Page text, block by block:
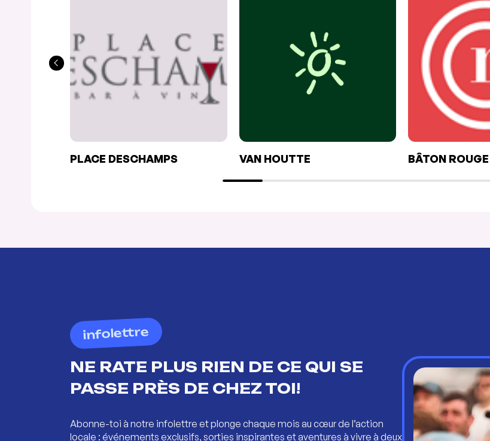
PLACE DESCHAMPS VAN HOUTTE BÂTON ROUGE
infolettre
NE RATE PLUS RIEN DE CE QUI SE
PASSE PRÈS DE CHEZ TOI!
Abonne-toi à notre infolettre et plonge chaque mois au cœur de l’action
locale : événements exclusifs, sorties inspirantes et aventures à vivre à deux